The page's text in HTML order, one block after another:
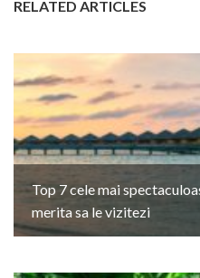
RELATED ARTICLES
Top 7 cele mai
merita sa le vizitezi